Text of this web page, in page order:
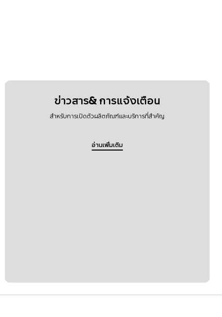
ข่าวสาร& การแจ้งเตือน
สำหรับการเปิดตัวผลิตภัณฑ์และบริการที่สำคัญ
อ่านเพิ่มเติม